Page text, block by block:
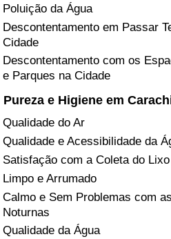
Poluição da Água
Descontentamento em Passar
Cidade
Descontentamento com os
e Parques na Cidade
Pureza e Higiene em
Qualidade do Ar
Qualidade e Acessibilidade da
Satisfação com a Coleta do Lixo
Limpo e Arrumado
Calmo e Sem Problemas com
Noturnas
Qualidade da Água
Indicador de Saúde (Atual)
Indicador de Saúde
Indicador de Saúde por País
Indicador de Poluição (Atual)
Índice de poluição
Indicador de Poluição por País